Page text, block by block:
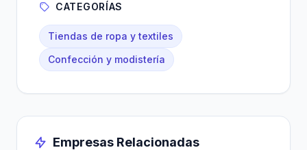
CATEGORÍAS
Tiendas de ropa y textiles
Confección y modistería
Empresas Relacionadas